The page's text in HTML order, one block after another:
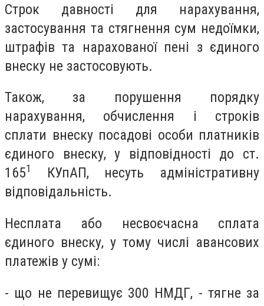
Строк давності для нарахування,
застосування та стягнення сум недоїмки,
штрафів та нарахованої пені з єдиного
внеску не застосовують.
Також, за порушення порядку
нарахування, обчислення і строків
сплати внеску посадові особи платників
єдиного внеску, у відповідності до ст.
1651
КУпАП, несуть адміністративну
відповідальність.
Несплата або несвоєчасна сплата
єдиного внеску, у тому числі авансових
платежів у сумі:
- що не перевищує 300 НМДГ, - тягне за